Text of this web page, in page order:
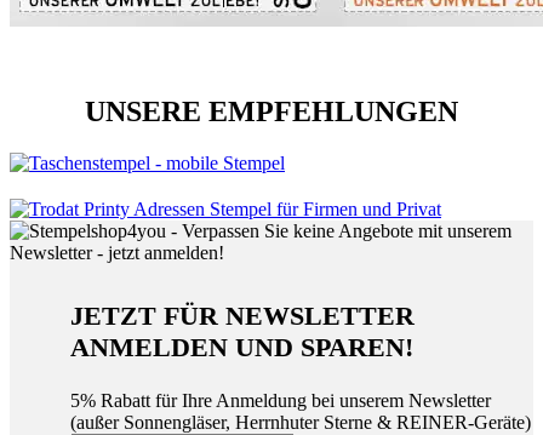
UNSERE EMPFEHLUNGEN
JETZT FÜR NEWSLETTER
ANMELDEN UND SPAREN!
5% Rabatt für Ihre Anmeldung bei unserem Newsletter
(außer Sonnengläser, Herrnhuter Sterne & REINER-Geräte)